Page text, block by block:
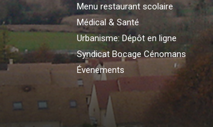
Menu restaurant scolaire
Médical & Santé
Urbanisme: Dépôt en ligne
Syndicat Bocage Cénomans
Évenements